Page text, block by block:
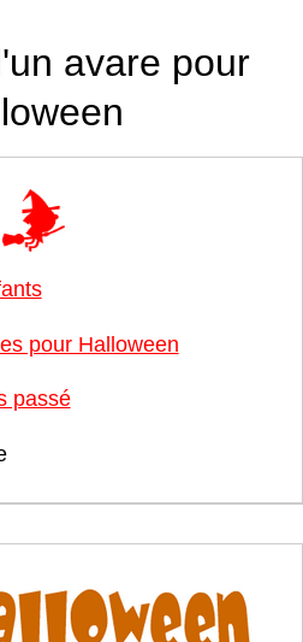
avare pour
pour Halloween
passé